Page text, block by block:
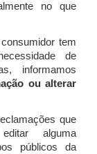
no que
tem
de
informamos
ou alterar
que
alguma
públicos da